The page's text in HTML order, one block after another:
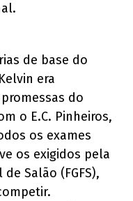
de base do
era
do
o E.C. Pinheiros,
os exames
os exigidos pela
Salão (FGFS),